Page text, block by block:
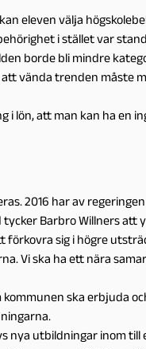
eleven välja
i stället var
borde bli mindre
vända trenden måste
lön, att man kan ha en
2016 har av
Barbro Willners att
sig i högre
Vi ska ha ett nära
ska erbjuda
nya utbildningar inom till